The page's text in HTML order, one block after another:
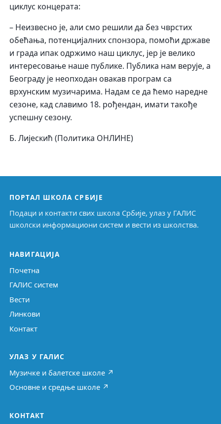
циклус концерата:
– Неизвесно је, али смо решили да без чврстих
обећања, потенцијалних спонзора, помоћи државе
и града ипак одржимо наш циклус, јер је велико
интересовање наше публике. Публика нам верује, а
Београду је неопходан овакав програм са
врхунским музичарима. Надам се да ћемо наредне
сезоне, кад славимо 18. рођендан, имати такође
успешну сезону.
Б. Лијескић (Политика ОНЛИНЕ)
ПОРТАЛ ШКОЛА СРБИЈЕ
Подаци и контакти свих школа Србије, улаз у ГАЛИС
школски информациони систем и вести из школства.
НАВИГАЦИЈА
Почетна
ГАЛИС систем
Вести
Линкови
Контакт
УЛАЗ У ГАЛИС
Музичке и балетске школе ↗
Основне и средње школе ↗
КОНТАКТ